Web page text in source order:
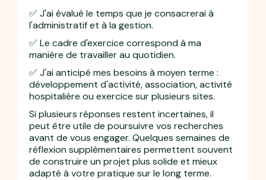
✅ J'ai évalué le temps que je consacrerai à
l'administratif et à la gestion.
✅ Le cadre d'exercice correspond à ma
manière de travailler au quotidien.
✅ J'ai anticipé mes besoins à moyen terme :
développement d'activité, association, activité
hospitalière ou exercice sur plusieurs sites.
Si plusieurs réponses restent incertaines, il
peut être utile de poursuivre vos recherches
avant de vous engager. Quelques semaines de
réflexion supplémentaires permettent souvent
de construire un projet plus solide et mieux
adapté à votre pratique sur le long terme.